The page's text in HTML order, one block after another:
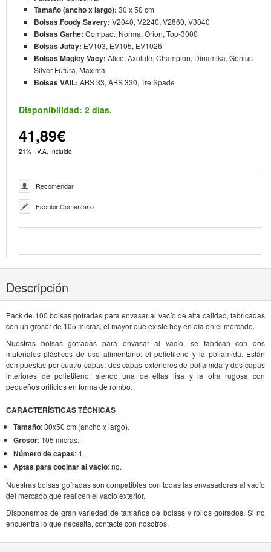
Tamaño (ancho x largo): 30 x 50 cm
Bolsas Foody Savery: V2040, V2240, V2860, V3040
Bolsas Garhe: Compact, Norma, Orion, Top-3000
Bolsas Jatay: EV103, EV105, EV1026
Bolsas Magicy Vacy: Alice, Axolute, Champion, Dinamika, Genius
Silver Futura, Maxima
Bolsas VAIL: ABS 33, ABS 330, Tre Spade
Disponibilidad: 2 días.
41,89€
21% I.V.A. Incluido
Recomendar
Escribir Comentario
Descripción
Pack de 100 bolsas gofradas para envasar al vacío de alta calidad, fabricadas
con un grosor de 105 micras, el mayor que existe hoy en día en el mercado.
Nuestras bolsas gofradas para envasar al vacío, se fabrican con dos
materiales plásticos de uso alimentario: el polietileno y la poliamida. Están
compuestas por cuatro capas: dos capas exteriores de poliamida y dos capas
interiores de polietileno; siendo una de ellas lisa y la otra rugosa con
pequeños orificios en forma de rombo.
CARACTERÍSTICAS TÉCNICAS
Tamaño: 30x50 cm (ancho x largo).
Grosor: 105 micras.
Número de capas: 4.
Aptas para cocinar al vacío: no.
Nuestras bolsas gofradas son compatibles con todas las envasadoras al vacío
del mercado que realicen el vacio exterior.
Disponemos de gran variedad de tamaños de bolsas y rollos gofrados. Si no
encuentra lo que necesita, contacte con nosotros.